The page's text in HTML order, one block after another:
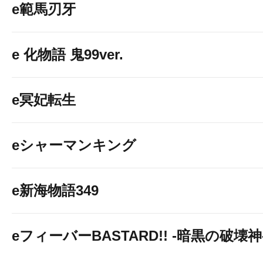
e範馬刃牙
e 化物語 鬼99ver.
e冥妃転生
eシャーマンキング
e新海物語349
eフィーバーBASTARD!! -暗黒の破壊